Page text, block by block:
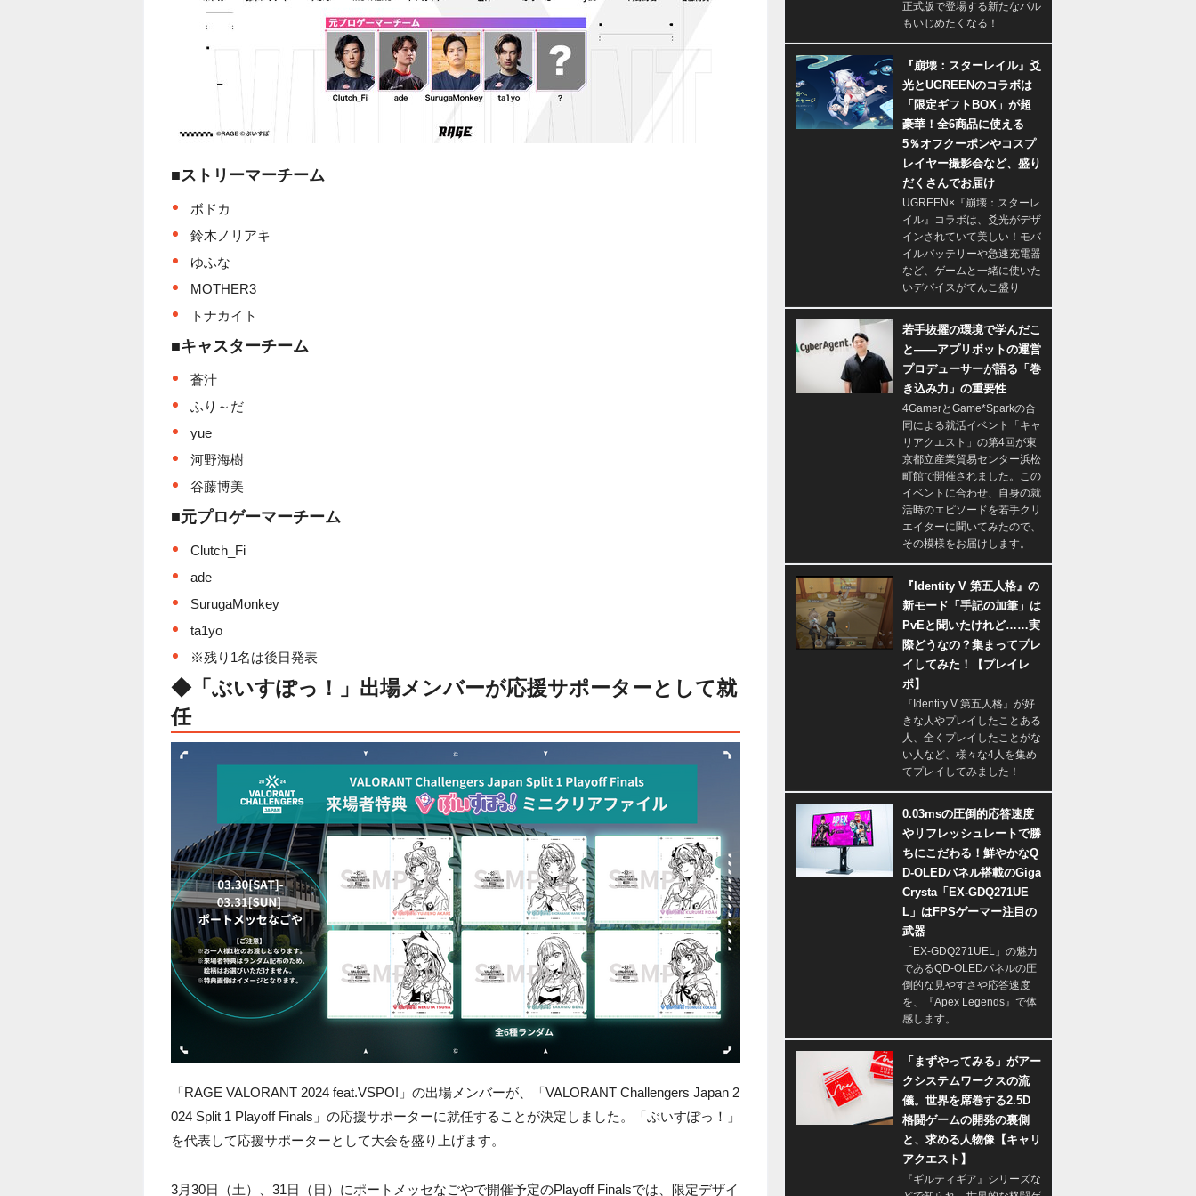
■ストリーマーチーム
ボドカ
鈴木ノリアキ
ゆふな
MOTHER3
トナカイト
■キャスターチーム
蒼汁
ふり～だ
yue
河野海樹
谷藤博美
■元プロゲーマーチーム
Clutch_Fi
ade
SurugaMonkey
ta1yo
※残り1名は後日発表
◆「ぶいすぽっ！」出場メンバーが応援サポーターとして就
任
「RAGE VALORANT 2024 feat.VSPO!」の出場メンバーが、「VALORANT Challengers Japan 2
024 Split 1 Playoff Finals」の応援サポーターに就任することが決定しました。「ぶいすぽっ！」
を代表して応援サポーターとして大会を盛り上げます。
3月30日（土）、31日（日）にポートメッセなごやで開催予定のPlayoff Finalsでは、限定デザイ
正式版で登場する新たなパル
もいじめたくなる！
『崩壊：スターレイル』爻
光とUGREENのコラボは
「限定ギフトBOX」が超
豪華！全6商品に使える
5％オフクーポンやコスプ
レイヤー撮影会など、盛り
だくさんでお届け
UGREEN×『崩壊：スターレ
イル』コラボは、爻光がデザ
インされていて美しい！モバ
イルバッテリーや急速充電器
など、ゲームと一緒に使いた
いデバイスがてんこ盛り
若手抜擢の環境で学んだこ
と――アプリボットの運営
プロデューサーが語る「巻
き込み力」の重要性
4GamerとGame*Sparkの合
同による就活イベント「キャ
リアクエスト」の第4回が東
京都立産業貿易センター浜松
町館で開催されました。この
イベントに合わせ、自身の就
活時のエピソードを若手クリ
エイターに聞いてみたので、
その模様をお届けします。
『Identity V 第五人格』の
新モード「手記の加筆」は
PvEと聞いたけれど……実
際どうなの？集まってプレ
イしてみた！【プレイレ
ポ】
『Identity V 第五人格』が好
きな人やプレイしたことある
人、全くプレイしたことがな
い人など、様々な4人を集め
てプレイしてみました！
0.03msの圧倒的応答速度
やリフレッシュレートで勝
ちにこだわる！鮮やかなQ
D-OLEDパネル搭載のGiga
Crysta「EX-GDQ271UE
L」はFPSゲーマー注目の
武器
「EX-GDQ271UEL」の魅力
であるQD-OLEDパネルの圧
倒的な見やすさや応答速度
を、『Apex Legends』で体
感します。
「まずやってみる」がアー
クシステムワークスの流
儀。世界を席巻する2.5D
格闘ゲームの開発の裏側
と、求める人物像【キャリ
アクエスト】
『ギルティギア』シリーズな